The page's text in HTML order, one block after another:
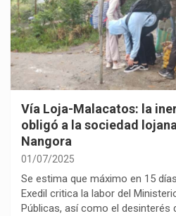
Vía Loja-Malacatos: la
obligó a la sociedad
Nangora
01/07/2025
Se estima que máximo en 15
Exedil critica la labor del
Públicas, así como el desinterés